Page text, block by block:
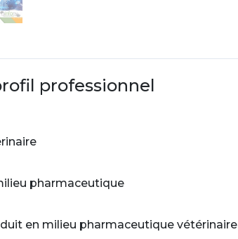
professionnel
pharmaceutique
en milieu pharmaceutique vétérinaire